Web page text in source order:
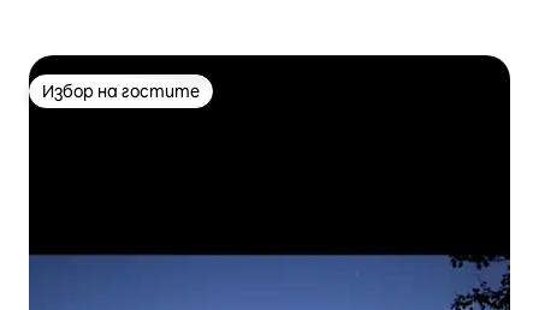
Избор на гостите
Избор на гостите